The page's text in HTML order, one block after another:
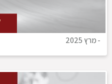
-מרץ 2025